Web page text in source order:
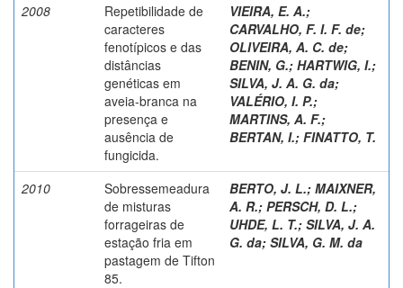
2008
Repetibilidade de
caracteres
fenotípicos e das
distâncias
genéticas em
aveia-branca na
presença e
ausência de
fungicida.
VIEIRA, E. A.;
CARVALHO, F. I. F. de;
OLIVEIRA, A. C. de;
BENIN, G.; HARTWIG, I.;
SILVA, J. A. G. da;
VALÉRIO, I. P.;
MARTINS, A. F.;
BERTAN, I.; FINATTO, T.
2010
Sobressemeadura
de misturas
forrageiras de
estação fria em
pastagem de Tifton
85.
BERTO, J. L.; MAIXNER,
A. R.; PERSCH, D. L.;
UHDE, L. T.; SILVA, J. A.
G. da; SILVA, G. M. da